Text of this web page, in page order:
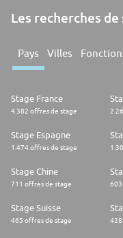
Les recherches
Pays Villes
Stage France
4.382 offres de stage
Stage Espagne
1.474 offres de stage
Stage Chine
711 offres de stage
Stage Suisse
465 offres de stage